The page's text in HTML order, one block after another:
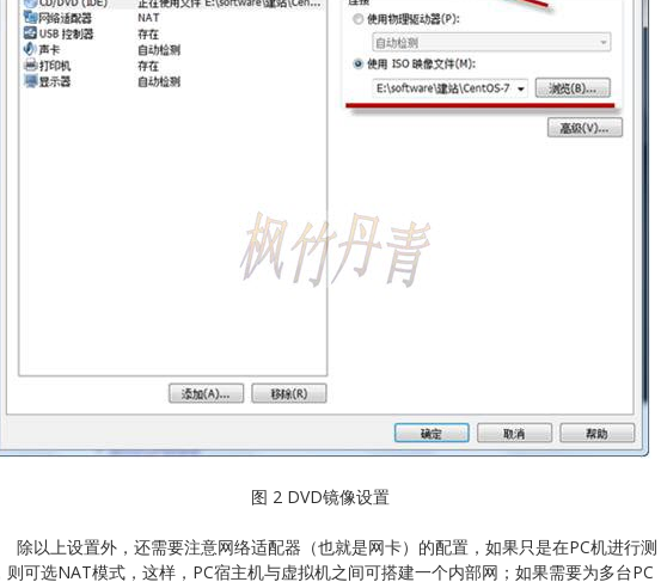
图 2 DVD镜像设置
上设置外，还需要注意网络适配器（也就是网卡）的配置，如果只是在PC机进行测
则可选NAT模式，这样，PC宿主机与虚拟机之间可搭建一个内部网；如果需要为多台PC